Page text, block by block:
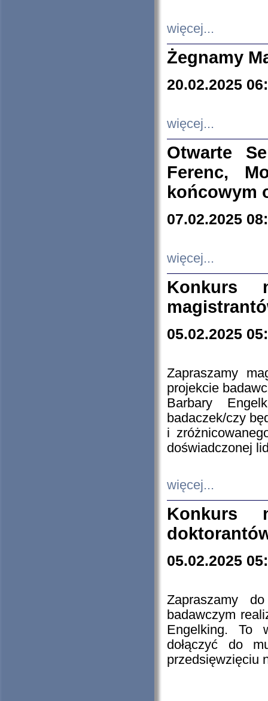
więcej...
Żegnamy
20.02.2025
więcej...
Otwarte
Ferenc,
końcowym
07.02.2025
więcej...
Konkurs
05.02.2025
Zapraszamy
projekcie
Barbary
badaczek/czy
i
doświadczonej
więcej...
Konkurs
05.02.2025
Zapraszamy
badawczym
Engelking. To
dołączyć do
przedsięwzięciu